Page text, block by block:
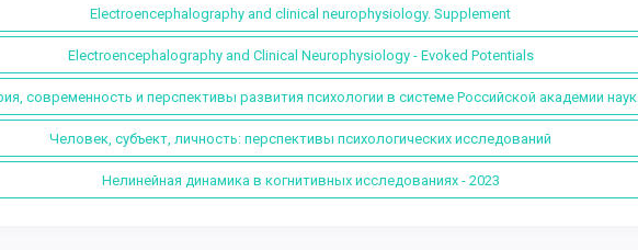
Electroencephalography and clinical neurophysiology. Supplement
Electroencephalography and Clinical Neurophysiology - Evoked Potentials
современность и перспективы развития психологии в системе Российской академии наук.
Человек, субъект, личность: перспективы психологических исследований
Нелинейная динамика в когнитивных исследованиях - 2023